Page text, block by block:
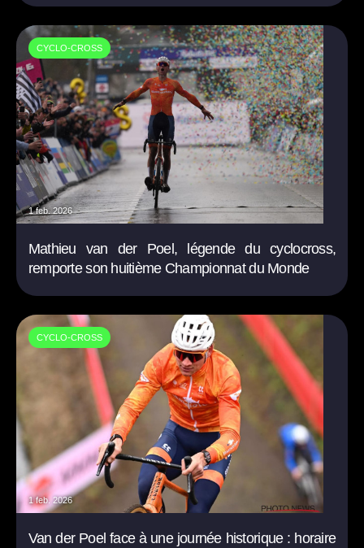
CYCLO-CROSS
1 feb. 2026
Mathieu van der Poel, légende du cyclocross,
remporte son huitième Championnat du Monde
CYCLO-CROSS
1 feb. 2026
Van der Poel face à une journée historique : horaire